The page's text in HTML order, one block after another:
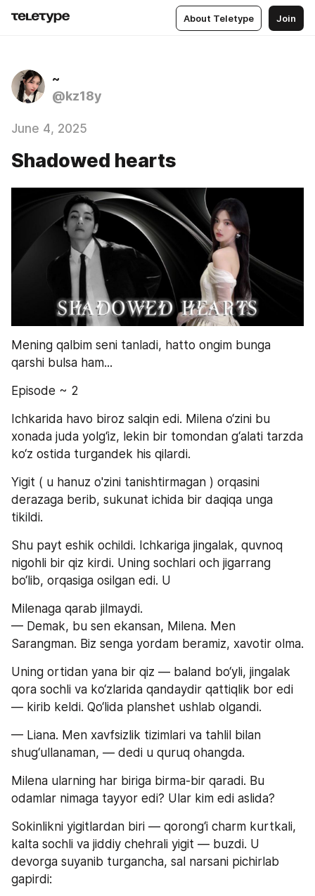
About Teletype Join
~
@kz18y
June 4, 2025
Shadowed hearts
Mening qalbim seni tanladi, hatto ongim bunga
qarshi bulsa ham...
Episode ~ 2
Ichkarida havo biroz salqin edi. Milena o‘zini bu
xonada juda yolg‘iz, lekin bir tomondan g‘alati tarzda
ko‘z ostida turgandek his qilardi.
Yigit ( u hanuz o'zini tanishtirmagan ) orqasini
derazaga berib, sukunat ichida bir daqiqa unga
tikildi.
Shu payt eshik ochildi. Ichkariga jingalak, quvnoq
nigohli bir qiz kirdi. Uning sochlari och jigarrang
bo‘lib, orqasiga osilgan edi. U
Milenaga qarab jilmaydi.
— Demak, bu sen ekansan, Milena. Men
Sarangman. Biz senga yordam beramiz, xavotir olma.
Uning ortidan yana bir qiz — baland bo‘yli, jingalak
qora sochli va ko‘zlarida qandaydir qattiqlik bor edi
— kirib keldi. Qo‘lida planshet ushlab olgandi.
— Liana. Men xavfsizlik tizimlari va tahlil bilan
shug‘ullanaman, — dedi u quruq ohangda.
Milena ularning har biriga birma-bir qaradi. Bu
odamlar nimaga tayyor edi? Ular kim edi aslida?
Sokinlikni yigitlardan biri — qorong‘i charm kurtkali,
kalta sochli va jiddiy chehrali yigit — buzdi. U
devorga suyanib turgancha, sal narsani pichirlab
gapirdi: